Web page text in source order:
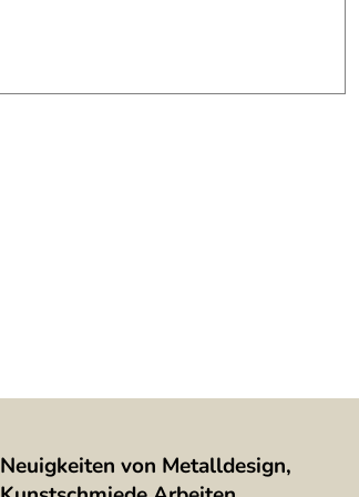
Neuigkeiten von Metalldesign,